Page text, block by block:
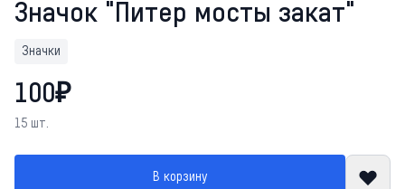
Значок "Питер мосты закат"
Значки
100₽
15 шт.
В корзину